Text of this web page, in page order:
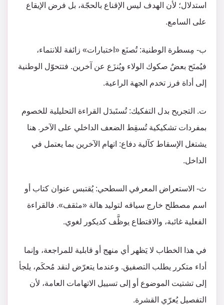
استدلال؛ لأن الهدف ليس الإقناع بالحجّة، بل فرض الإيقاع
على السامع.
ب‌- مِسطرة الوطنية: تُصنَع «اختبارات» زائفة للانتماء،
فيُمنَح بعضٌ صكوك الولاء ويُنزَع عن آخرين. فتتحوّل الوطنية
إلى أداة فرز تخدم الجهة الراعية.
ت‌. التجريح بدل التفكيك: تُستَبدَل القراءة التحليلية للخصوم
بمفردات تشكيكية تُسقِط الضعف الداخلي على الآخر. هنا
يشتغل الإسقاط كآلية دفاع: اتهام الآخرين بما يعتمل في
الداخل.
ث‌- الاستعراض المعرفي السطحي: يُقتبس عنوان كتاب أو
اسم مصطلح خارج سياقه لتوليد هالة «مثقف». فالقراءة
الفعلية غائبة، والاقتطاع يوظَّف كديكور لغوي.
في هذا الخطاب لا يَظهر أي منهج أو قابلية للمراجعة، وإنما
أداء متكرر يطلب التصفيق. وعندما يتعرّض لنقد مُحكَم، يلجأ
إلى تشتيت الموضوع أو إلى تسييل الاتهامات العامة، لأن
التفصيل يُعرّي القشرة.